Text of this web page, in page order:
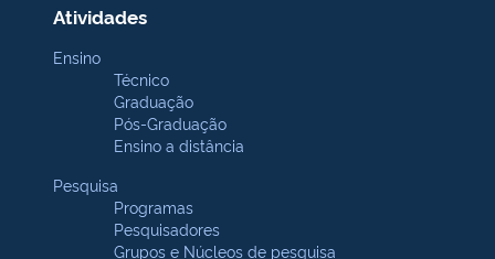
Atividades
Ensino
Técnico
Graduação
Pós-Graduação
Ensino a distância
Pesquisa
Programas
Pesquisadores
Grupos e Núcleos de pesquisa